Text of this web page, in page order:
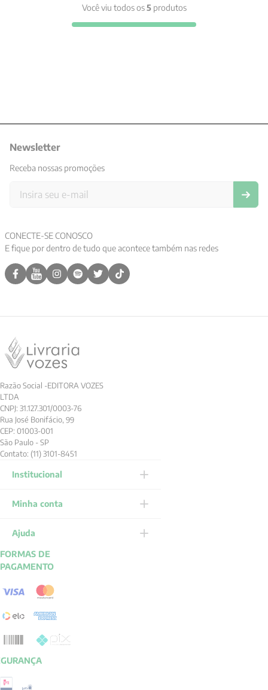
Você viu todos os5produtos
Newsletter
Receba nossas promoções
CONECTE-SE CONOSCO
E fique por dentro de tudo que acontece também nas redes
Razão Social -EDITORA VOZES
LTDA
CNPJ: 31.127.301/0003-76
Rua José Bonifácio, 99
CEP: 01003-001
São Paulo - SP
Contato: (11) 3101-8451
Institucional
Minha conta
Ajuda
FORMAS DE
PAGAMENTO